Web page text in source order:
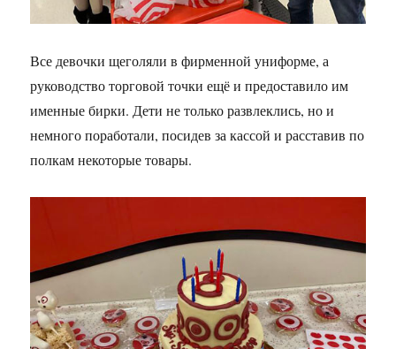
Все девочки щеголяли в фирменной униформе, а
руководство торговой точки ещё и предоставило им
именные бирки. Дети не только развлеклись, но и
немного поработали, посидев за кассой и расставив по
полкам некоторые товары.